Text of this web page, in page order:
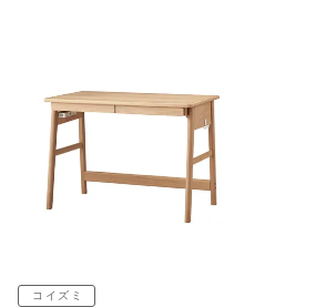
家具
コイズミ